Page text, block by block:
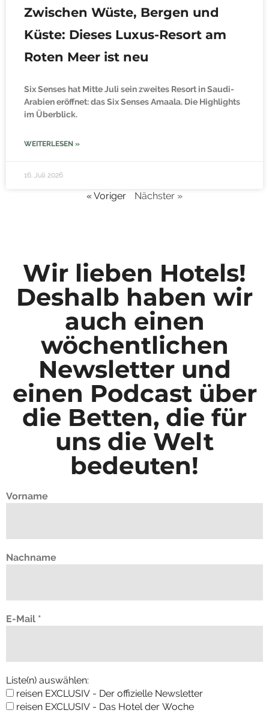
Zwischen Wüste, Bergen und
Küste: Dieses Luxus-Resort am
Roten Meer ist neu
Six Senses hat Mitte Juli sein zweites Resort in Saudi-
Arabien eröffnet: das Six Senses Amaala. Die Highlights
im Überblick.
WEITERLESEN »
16. Juli 2026
« Voriger Nächster »
Wir lieben Hotels!
Deshalb haben wir
auch einen
wöchentlichen
Newsletter und
einen Podcast über
die Betten, die für
uns die Welt
bedeuten!
Vorname
Nachname
E-Mail *
Liste(n) auswählen:
reisen EXCLUSIV - Der offizielle Newsletter
reisen EXCLUSIV - Das Hotel der Woche